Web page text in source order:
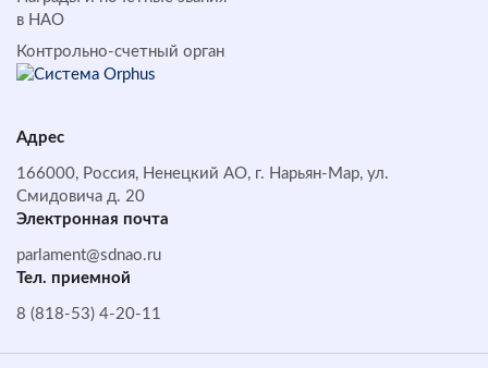
в НАО
Контрольно-счетный орган
Адрес
166000, Россия, Ненецкий АО, г. Нарьян-Мар, ул.
Смидовича д. 20
Электронная почта
parlament@sdnao.ru
Тел. приемной
8 (818-53) 4-20-11